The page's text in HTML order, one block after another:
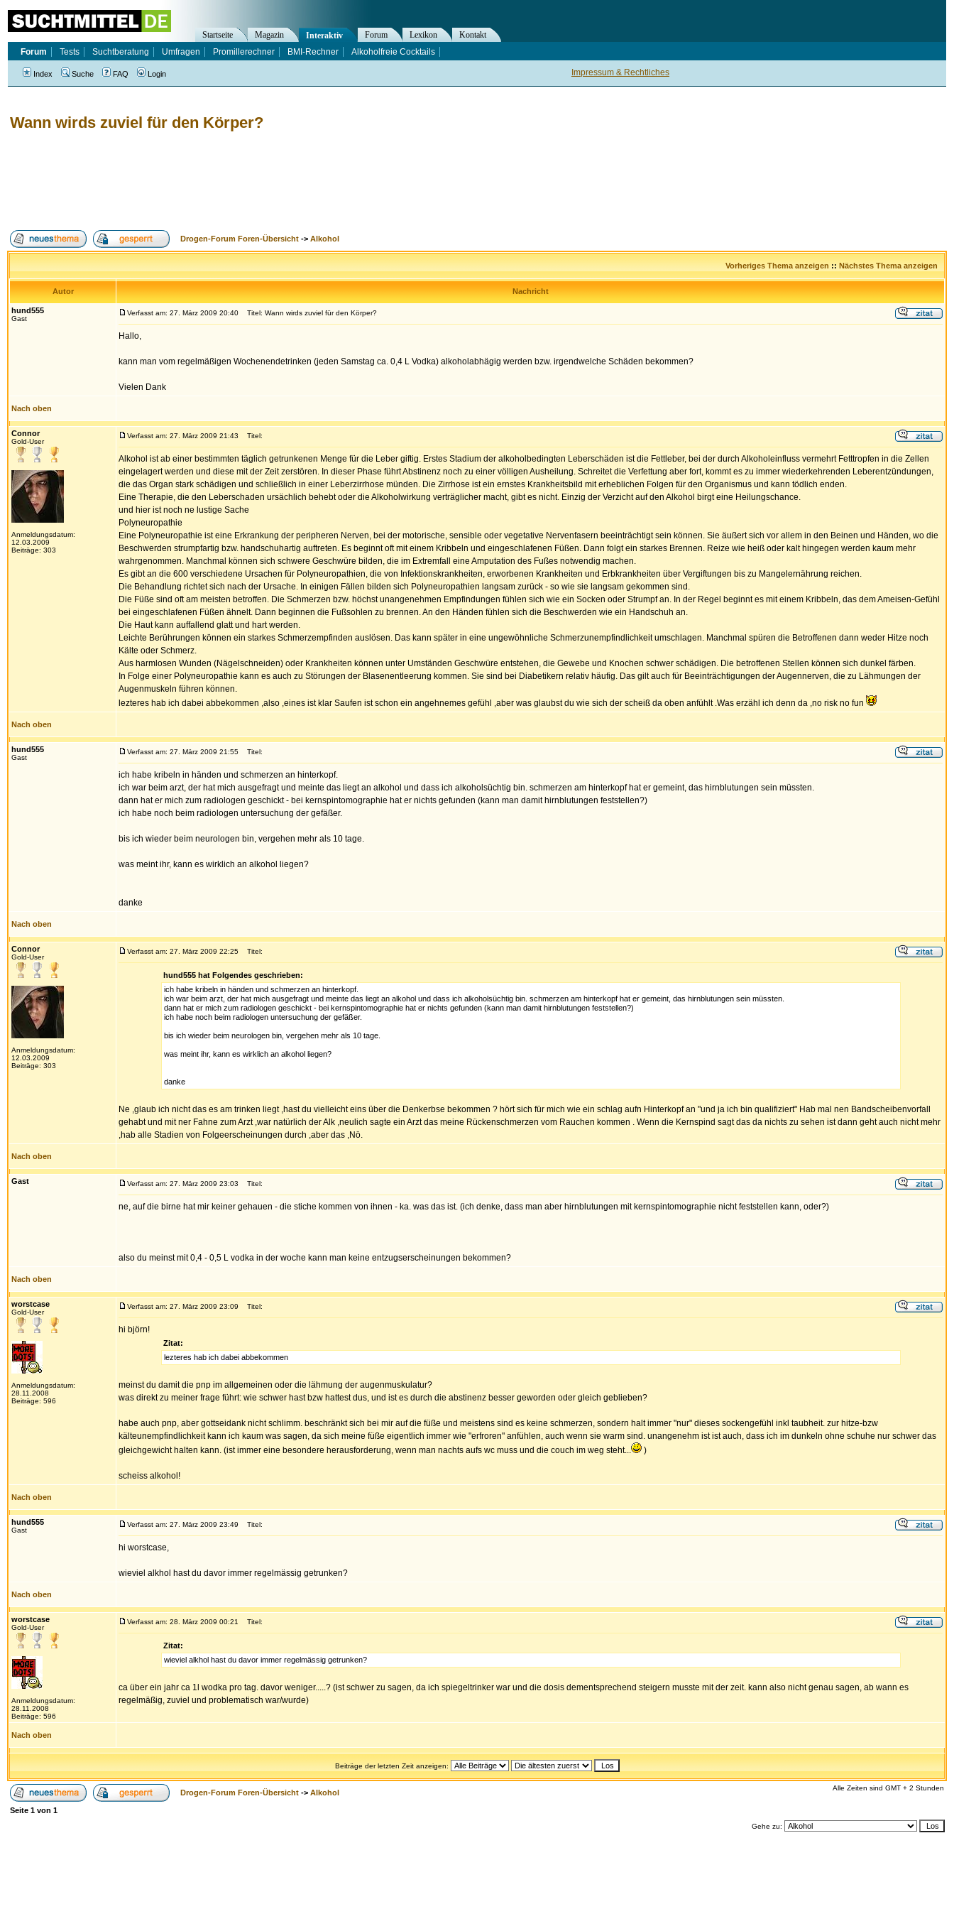
Wann wirds zuviel für den Körper?
Drogen-Forum Foren-Übersicht -> Alkohol
Vorheriges Thema anzeigen :: Nächstes Thema anzeigen
Autor Nachricht
hund555
Gast
Verfasst am: 27. März 2009 20:40 Titel: Wann wirds zuviel für den Körper?
Hallo,
kann man vom regelmäßigen Wochenendetrinken (jeden Samstag ca. 0,4 L Vodka) alkoholabhägig werden bzw. irgendwelche Schäden bekommen?
Vielen Dank
Nach oben
Connor
Gold-User
Anmeldungsdatum:
12.03.2009
Beiträge: 303
Verfasst am: 27. März 2009 21:43 Titel:
Alkohol ist ab einer bestimmten täglich getrunkenen Menge für die Leber giftig. Erstes Stadium der alkoholbedingten Leberschäden ist die Fettleber, bei der durch Alkoholeinfluss vermehrt Fetttropfen in die Zellen
eingelagert werden und diese mit der Zeit zerstören. In dieser Phase führt Abstinenz noch zu einer völligen Ausheilung. Schreitet die Verfettung aber fort, kommt es zu immer wiederkehrenden Leberentzündungen,
die das Organ stark schädigen und schließlich in einer Leberzirrhose münden. Die Zirrhose ist ein ernstes Krankheitsbild mit erheblichen Folgen für den Organismus und kann tödlich enden.
Eine Therapie, die den Leberschaden ursächlich behebt oder die Alkoholwirkung verträglicher macht, gibt es nicht. Einzig der Verzicht auf den Alkohol birgt eine Heilungschance.
und hier ist noch ne lustige Sache
Polyneuropathie
Eine Polyneuropathie ist eine Erkrankung der peripheren Nerven, bei der motorische, sensible oder vegetative Nervenfasern beeinträchtigt sein können. Sie äußert sich vor allem in den Beinen und Händen, wo die
Beschwerden strumpfartig bzw. handschuhartig auftreten. Es beginnt oft mit einem Kribbeln und eingeschlafenen Füßen. Dann folgt ein starkes Brennen. Reize wie heiß oder kalt hingegen werden kaum mehr
wahrgenommen. Manchmal können sich schwere Geschwüre bilden, die im Extremfall eine Amputation des Fußes notwendig machen.
Es gibt an die 600 verschiedene Ursachen für Polyneuropathien, die von Infektionskrankheiten, erworbenen Krankheiten und Erbkrankheiten über Vergiftungen bis zu Mangelernährung reichen.
Die Behandlung richtet sich nach der Ursache. In einigen Fällen bilden sich Polyneuropathien langsam zurück - so wie sie langsam gekommen sind.
Die Füße sind oft am meisten betroffen. Die Schmerzen bzw. höchst unangenehmen Empfindungen fühlen sich wie ein Socken oder Strumpf an. In der Regel beginnt es mit einem Kribbeln, das dem Ameisen-Gefühl
bei eingeschlafenen Füßen ähnelt. Dann beginnen die Fußsohlen zu brennen. An den Händen fühlen sich die Beschwerden wie ein Handschuh an.
Die Haut kann auffallend glatt und hart werden.
Leichte Berührungen können ein starkes Schmerzempfinden auslösen. Das kann später in eine ungewöhnliche Schmerzunempfindlichkeit umschlagen. Manchmal spüren die Betroffenen dann weder Hitze noch
Kälte oder Schmerz.
Aus harmlosen Wunden (Nägelschneiden) oder Krankheiten können unter Umständen Geschwüre entstehen, die Gewebe und Knochen schwer schädigen. Die betroffenen Stellen können sich dunkel färben.
In Folge einer Polyneuropathie kann es auch zu Störungen der Blasenentleerung kommen. Sie sind bei Diabetikern relativ häufig. Das gilt auch für Beeinträchtigungen der Augennerven, die zu Lähmungen der
Augenmuskeln führen können.
lezteres hab ich dabei abbekommen ,also ,eines ist klar Saufen ist schon ein angehnemes gefühl ,aber was glaubst du wie sich der scheiß da oben anfühlt .Was erzähl ich denn da ,no risk no fun
Nach oben
hund555
Gast
Verfasst am: 27. März 2009 21:55 Titel:
ich habe kribeln in händen und schmerzen an hinterkopf.
ich war beim arzt, der hat mich ausgefragt und meinte das liegt an alkohol und dass ich alkoholsüchtig bin. schmerzen am hinterkopf hat er gemeint, das hirnblutungen sein müssten.
dann hat er mich zum radiologen geschickt - bei kernspintomographie hat er nichts gefunden (kann man damit hirnblutungen feststellen?)
ich habe noch beim radiologen untersuchung der gefäßer.
bis ich wieder beim neurologen bin, vergehen mehr als 10 tage.
was meint ihr, kann es wirklich an alkohol liegen?
danke
Nach oben
Connor
Gold-User
Anmeldungsdatum:
12.03.2009
Beiträge: 303
Verfasst am: 27. März 2009 22:25 Titel:
hund555 hat Folgendes geschrieben:
ich habe kribeln in händen und schmerzen an hinterkopf.
ich war beim arzt, der hat mich ausgefragt und meinte das liegt an alkohol und dass ich alkoholsüchtig bin. schmerzen am hinterkopf hat er gemeint, das hirnblutungen sein müssten.
dann hat er mich zum radiologen geschickt - bei kernspintomographie hat er nichts gefunden (kann man damit hirnblutungen feststellen?)
ich habe noch beim radiologen untersuchung der gefäßer.
bis ich wieder beim neurologen bin, vergehen mehr als 10 tage.
was meint ihr, kann es wirklich an alkohol liegen?
danke
Ne ,glaub ich nicht das es am trinken liegt ,hast du vielleicht eins über die Denkerbse bekommen ? hört sich für mich wie ein schlag aufn Hinterkopf an "und ja ich bin qualifiziert" Hab mal nen Bandscheibenvorfall
gehabt und mit ner Fahne zum Arzt ,war natürlich der Alk ,neulich sagte ein Arzt das meine Rückenschmerzen vom Rauchen kommen . Wenn die Kernspind sagt das da nichts zu sehen ist dann geht auch nicht mehr
,hab alle Stadien von Folgeerscheinungen durch ,aber das ,Nö.
Nach oben
Gast Verfasst am: 27. März 2009 23:03 Titel:
ne, auf die birne hat mir keiner gehauen - die stiche kommen von ihnen - ka. was das ist. (ich denke, dass man aber hirnblutungen mit kernspintomographie nicht feststellen kann, oder?)
also du meinst mit 0,4 - 0,5 L vodka in der woche kann man keine entzugserscheinungen bekommen?
Nach oben
worstcase
Gold-User
Anmeldungsdatum:
28.11.2008
Beiträge: 596
Verfasst am: 27. März 2009 23:09 Titel:
hi björn!
Zitat:
lezteres hab ich dabei abbekommen
meinst du damit die pnp im allgemeinen oder die lähmung der augenmuskulatur?
was direkt zu meiner frage führt: wie schwer hast bzw hattest dus, und ist es durch die abstinenz besser geworden oder gleich geblieben?
habe auch pnp, aber gottseidank nicht schlimm. beschränkt sich bei mir auf die füße und meistens sind es keine schmerzen, sondern halt immer "nur" dieses sockengefühl inkl taubheit. zur hitze-bzw
kälteunempfindlichkeit kann ich kaum was sagen, da sich meine füße eigentlich immer wie "erfroren" anfühlen, auch wenn sie warm sind. unangenehm ist ist auch, dass ich im dunkeln ohne schuhe nur schwer das
gleichgewicht halten kann. (ist immer eine besondere herausforderung, wenn man nachts aufs wc muss und die couch im weg steht...
)
scheiss alkohol!
Nach oben
hund555
Gast
Verfasst am: 27. März 2009 23:49 Titel:
hi worstcase,
wieviel alkhol hast du davor immer regelmässig getrunken?
Nach oben
worstcase
Gold-User
Anmeldungsdatum:
28.11.2008
Beiträge: 596
Verfasst am: 28. März 2009 00:21 Titel:
Zitat:
wieviel alkhol hast du davor immer regelmässig getrunken?
ca über ein jahr ca 1l wodka pro tag. davor weniger.....? (ist schwer zu sagen, da ich spiegeltrinker war und die dosis dementsprechend steigern musste mit der zeit. kann also nicht genau sagen, ab wann es
regelmäßig, zuviel und problematisch war/wurde)
Nach oben
Beiträge der letzten Zeit anzeigen:
Drogen-Forum Foren-Übersicht -> Alkohol
Alle Zeiten sind GMT + 2 Stunden
Seite 1 von 1
Gehe zu:
Impressum & Rechtliches
Startseite Magazin Interaktiv Forum Lexikon
Kontakt
Forum
Tests Suchtberatung Umfragen Promillerechner BMI-Rechner Alkoholfreie Cocktails
Index Suche FAQ Login